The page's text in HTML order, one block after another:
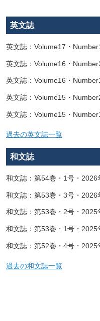
英文誌
英文誌：Volume17・
英文誌：Volume16・
英文誌：Volume16・
英文誌：Volume15・
英文誌：Volume15・
過去の英文誌一覧
和文誌
和文誌：第54巻・1号・2026
和文誌：第53巻・3号・2026
和文誌：第53巻・2号・2025
和文誌：第53巻・1号・2025
和文誌：第52巻・4号・2025
過去の和文誌一覧